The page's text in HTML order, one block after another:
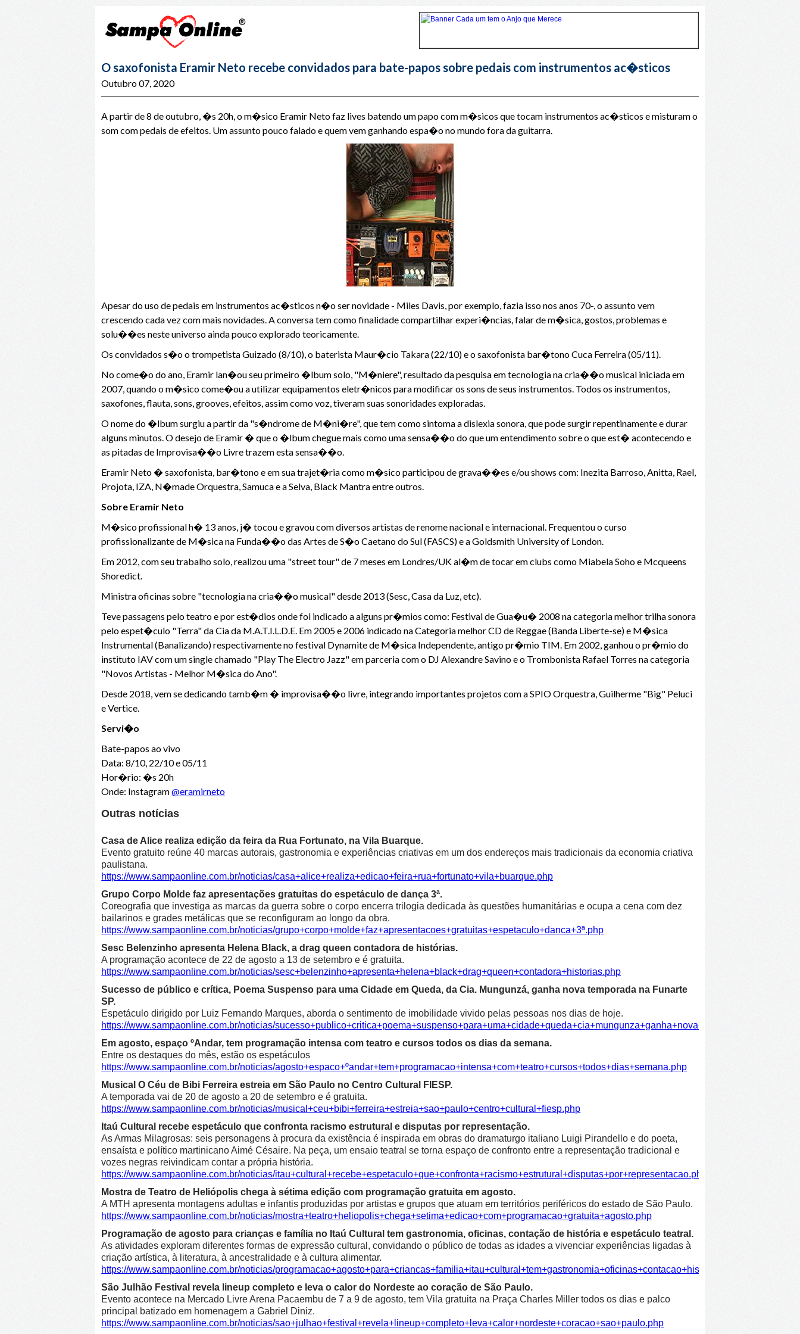
O saxofonista Eramir Neto recebe convidados para bate-papos sobre pedais com instrumentos ac�sticos
Outubro 07, 2020
A partir de 8 de outubro, �s 20h, o m�sico Eramir Neto faz lives batendo um papo com m�sicos que tocam instrumentos ac�sticos e misturam o
som com pedais de efeitos. Um assunto pouco falado e quem vem ganhando espa�o no mundo fora da guitarra.
Apesar do uso de pedais em instrumentos ac�sticos n�o ser novidade - Miles Davis, por exemplo, fazia isso nos anos 70-, o assunto vem
crescendo cada vez com mais novidades. A conversa tem como finalidade compartilhar experi�ncias, falar de m�sica, gostos, problemas e
solu��es neste universo ainda pouco explorado teoricamente.
Os convidados s�o o trompetista Guizado (8/10), o baterista Maur�cio Takara (22/10) e o saxofonista bar�tono Cuca Ferreira (05/11).
No come�o do ano, Eramir lan�ou seu primeiro �lbum solo, "M�niere", resultado da pesquisa em tecnologia na cria��o musical iniciada em
2007, quando o m�sico come�ou a utilizar equipamentos eletr�nicos para modificar os sons de seus instrumentos. Todos os instrumentos,
saxofones, flauta, sons, grooves, efeitos, assim como voz, tiveram suas sonoridades exploradas.
O nome do �lbum surgiu a partir da "s�ndrome de M�ni�re", que tem como sintoma a dislexia sonora, que pode surgir repentinamente e durar
alguns minutos. O desejo de Eramir � que o �lbum chegue mais como uma sensa��o do que um entendimento sobre o que est� acontecendo e
as pitadas de Improvisa��o Livre trazem esta sensa��o.
Eramir Neto � saxofonista, bar�tono e em sua trajet�ria como m�sico participou de grava��es e/ou shows com: Inezita Barroso, Anitta, Rael,
Projota, IZA, N�made Orquestra, Samuca e a Selva, Black Mantra entre outros.
Sobre Eramir Neto
M�sico profissional h� 13 anos, j� tocou e gravou com diversos artistas de renome nacional e internacional. Frequentou o curso
profissionalizante de M�sica na Funda��o das Artes de S�o Caetano do Sul (FASCS) e a Goldsmith University of London.
Em 2012, com seu trabalho solo, realizou uma "street tour" de 7 meses em Londres/UK al�m de tocar em clubs como Miabela Soho e Mcqueens
Shoredict.
Ministra oficinas sobre "tecnologia na cria��o musical" desde 2013 (Sesc, Casa da Luz, etc).
Teve passagens pelo teatro e por est�dios onde foi indicado a alguns pr�mios como: Festival de Gua�u� 2008 na categoria melhor trilha sonora
pelo espet�culo "Terra" da Cia da M.A.T.I.L.D.E. Em 2005 e 2006 indicado na Categoria melhor CD de Reggae (Banda Liberte-se) e M�sica
Instrumental (Banalizando) respectivamente no festival Dynamite de M�sica Independente, antigo pr�mio TIM. Em 2002, ganhou o pr�mio do
instituto IAV com um single chamado "Play The Electro Jazz" em parceria com o DJ Alexandre Savino e o Trombonista Rafael Torres na categoria
"Novos Artistas - Melhor M�sica do Ano".
Desde 2018, vem se dedicando tamb�m � improvisa��o livre, integrando importantes projetos com a SPIO Orquestra, Guilherme "Big" Peluci
e Vertice.
Servi�o
Bate-papos ao vivo
Data: 8/10, 22/10 e 05/11
Hor�rio: �s 20h
Onde: Instagram@eramirneto
Outras notícias
Casa de Alice realiza edição da feira da Rua Fortunato, na Vila Buarque.
Evento gratuito reúne 40 marcas autorais, gastronomia e experiências criativas em um dos endereços mais tradicionais da economia criativa
paulistana.
https://www.sampaonline.com.br/noticias/casa+alice+realiza+edicao+feira+rua+fortunato+vila+buarque.php
Grupo Corpo Molde faz apresentações gratuitas do espetáculo de dança 3ª.
Coreografia que investiga as marcas da guerra sobre o corpo encerra trilogia dedicada às questões humanitárias e ocupa a cena com dez
bailarinos e grades metálicas que se reconfiguram ao longo da obra.
https://www.sampaonline.com.br/noticias/grupo+corpo+molde+faz+apresentacoes+gratuitas+espetaculo+danca+3ª.php
Sesc Belenzinho apresenta Helena Black, a drag queen contadora de histórias.
A programação acontece de 22 de agosto a 13 de setembro e é gratuita.
https://www.sampaonline.com.br/noticias/sesc+belenzinho+apresenta+helena+black+drag+queen+contadora+historias.php
Sucesso de público e crítica, Poema Suspenso para uma Cidade em Queda, da Cia. Mungunzá, ganha nova temporada na Funarte
SP.
Espetáculo dirigido por Luiz Fernando Marques, aborda o sentimento de imobilidade vivido pelas pessoas nos dias de hoje.
https://www.sampaonline.com.br/noticias/
Em agosto, espaço ºAndar, tem programação intensa com teatro e cursos todos os dias da semana.
Entre os destaques do mês, estão os espetáculos
https://www.sampaonline.com.br/noticias/agosto+espaco+ºandar+tem+programacao+intensa+com+teatro+cursos+todos+dias+semana.php
Musical O Céu de Bibi Ferreira estreia em São Paulo no Centro Cultural FIESP.
A temporada vai de 20 de agosto a 20 de setembro e é gratuita.
https://www.sampaonline.com.br/noticias/musical+ceu+bibi+ferreira+estreia+sao+paulo+centro+cultural+fiesp.php
Itaú Cultural recebe espetáculo que confronta racismo estrutural e disputas por representação.
As Armas Milagrosas: seis personagens à procura da existência é inspirada em obras do dramaturgo italiano Luigi Pirandello e do poeta,
ensaísta e político martinicano Aimé Césaire. Na peça, um ensaio teatral se torna espaço de confronto entre a representação tradicional e
vozes negras reivindicam contar a própria história.
https://www.sampaonline.com.br/noticias/itau+cultural+recebe+espetaculo+que+confronta+racismo+estrutural+disputas+por+representacao.php
Mostra de Teatro de Heliópolis chega à sétima edição com programação gratuita em agosto.
A MTH apresenta montagens adultas e infantis produzidas por artistas e grupos que atuam em territórios periféricos do estado de São Paulo.
https://www.sampaonline.com.br/noticias/mostra+teatro+heliopolis+chega+setima+edicao+com+programacao+gratuita+agosto.php
Programação de agosto para crianças e família no Itaú Cultural tem gastronomia, oficinas, contação de história e espetáculo teatral.
As atividades exploram diferentes formas de expressão cultural, convidando o público de todas as idades a vivenciar experiências ligadas à
criação artística, à literatura, à ancestralidade e à cultura alimentar.
https://www.sampaonline.com.br/noticias/
São Julhão Festival revela lineup completo e leva o calor do Nordeste ao coração de São Paulo.
Evento acontece na Mercado Livre Arena Pacaembu de 7 a 9 de agosto, tem Vila gratuita na Praça Charles Miller todos os dias e palco
principal batizado em homenagem a Gabriel Diniz.
https://www.sampaonline.com.br/noticias/sao+julhao+festival+revela+lineup+completo+leva+calor+nordeste+coracao+sao+paulo.php